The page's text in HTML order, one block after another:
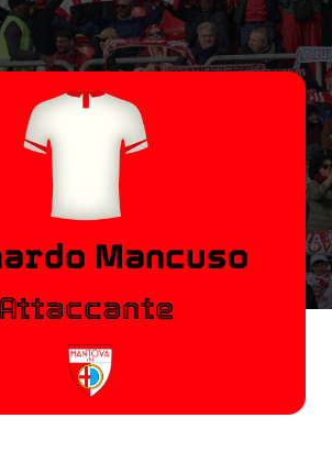
Mancuso
Attaccante